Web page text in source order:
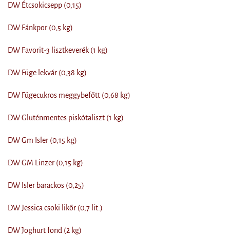
DW Étcsokicsepp (0,15)
DW Fánkpor (0,5 kg)
DW Favorit-3 lisztkeverék (1 kg)
DW Füge lekvár (0,38 kg)
DW Fügecukros meggybefőtt (0,68 kg)
DW Gluténmentes piskótaliszt (1 kg)
DW Gm Isler (0,15 kg)
DW GM Linzer (0,15 kg)
DW Isler barackos (0,25)
DW Jessica csoki likőr (0,7 lit.)
DW Joghurt fond (2 kg)